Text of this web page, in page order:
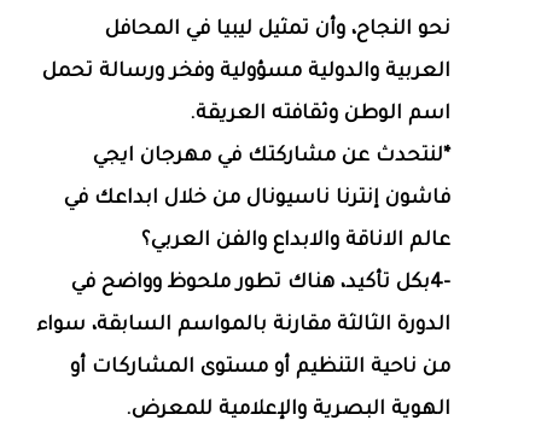
نحو النجاح، وأن تمثيل ليبيا في المحافل
العربية والدولية مسؤولية وفخر ورسالة تحمل
اسم الوطن وثقافته العريقة.
*لنتحدث عن مشاركتك في مهرجان ايجي
فاشون إنترنا ناسيونال من خلال ابداعك في
عالم الاناقة والابداع والفن العربي؟
-4بكل تأكيد، هناك تطور ملحوظ وواضح في
الدورة الثالثة مقارنة بالمواسم السابقة، سواء
من ناحية التنظيم أو مستوى المشاركات أو
الهوية البصرية والإعلامية للمعرض.